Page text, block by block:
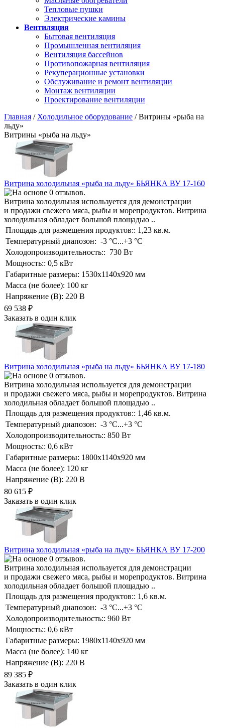
Тепловые пушки
Электрические камины
Вентиляция
Бытовая вентиляция
Промышленная вентиляция
Вентиляция бассейнов
Противопожарная вентиляция
Рекуперационные установки
Обслуживание и ремонт вентиляции
Монтаж вентиляции
Проектирование вентиляции
Главная / Холодильное оборудование / Витрины «рыба на
льду»
Витрины «рыба на льду»
Витрина холодильная «рыба на льду» БЬЯНКА ВУ 17-160
Витрина холодильная используется для демонстрации
и продажи свежего мяса, рыбы и морепродуктов. Витрина
холодильная обладает большой площадью ..
Площадь для размещения продуктов:: 1,23 кв.м.
Температурный диапозон: -3 °C...+3 °C
Холодопроизводительность:: 730 Вт
Мощность:: 0,5 кВт
Габаритные размеры: 1530х1140х920 мм
Масса (не более): 100 кг
Напряжение (В): 220 В
69 538 ₽
Заказать в один клик
Витрина холодильная «рыба на льду» БЬЯНКА ВУ 17-180
Витрина холодильная используется для демонстрации
и продажи свежего мяса, рыбы и морепродуктов. Витрина
холодильная обладает большой площадью ..
Площадь для размещения продуктов:: 1,46 кв.м.
Температурный диапозон: -3 °C...+3 °C
Холодопроизводительность:: 850 Вт
Мощность:: 0,6 кВт
Габаритные размеры: 1800х1140х920 мм
Масса (не более): 120 кг
Напряжение (В): 220 В
80 615 ₽
Заказать в один клик
Витрина холодильная «рыба на льду» БЬЯНКА ВУ 17-200
Витрина холодильная используется для демонстрации
и продажи свежего мяса, рыбы и морепродуктов. Витрина
холодильная обладает большой площадью ..
Площадь для размещения продуктов:: 1,6 кв.м.
Температурный диапозон: -3 °C...+3 °C
Холодопроизводительность:: 960 Вт
Мощность:: 0,6 кВт
Габаритные размеры: 1980х1140х920 мм
Масса (не более): 140 кг
Напряжение (В): 220 В
89 385 ₽
Заказать в один клик